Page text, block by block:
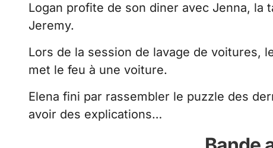
Logan profite de son diner avec Jenna, la
Jeremy.
Lors de la session de lavage de voitures,
met le feu à une voiture.
Elena fini par rassembler le puzzle des
avoir des explications…